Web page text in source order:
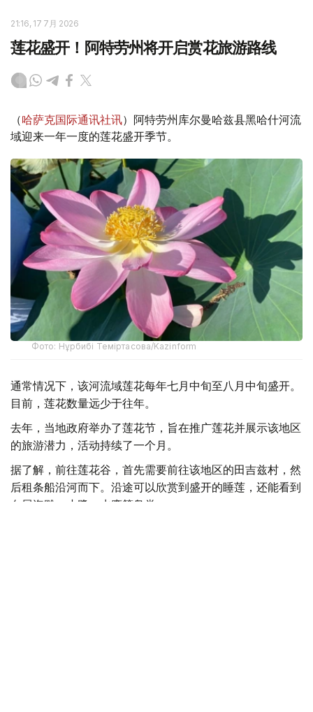
21:16, 17 7月 2026
莲花盛开！阿特劳州将开启赏花旅游路线
（哈萨克国际通讯社讯）阿特劳州库尔曼哈兹县黑哈什河流
域迎来一年一度的莲花盛开季节。
Фото: Нұрбибі Теміртасова/Kazinform
通常情况下，该河流域莲花每年七月中旬至八月中旬盛开。
目前，莲花数量远少于往年。
去年，当地政府举办了莲花节，旨在推广莲花并展示该地区
的旅游潜力，活动持续了一个月。
据了解，前往莲花谷，首先需要前往该地区的田吉兹村，然
后租条船沿河而下。沿途可以欣赏到盛开的睡莲，还能看到
白尾海雕、小鹭、水鹰等鸟类。